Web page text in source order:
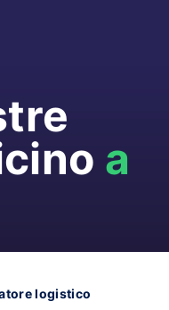
a
logistico